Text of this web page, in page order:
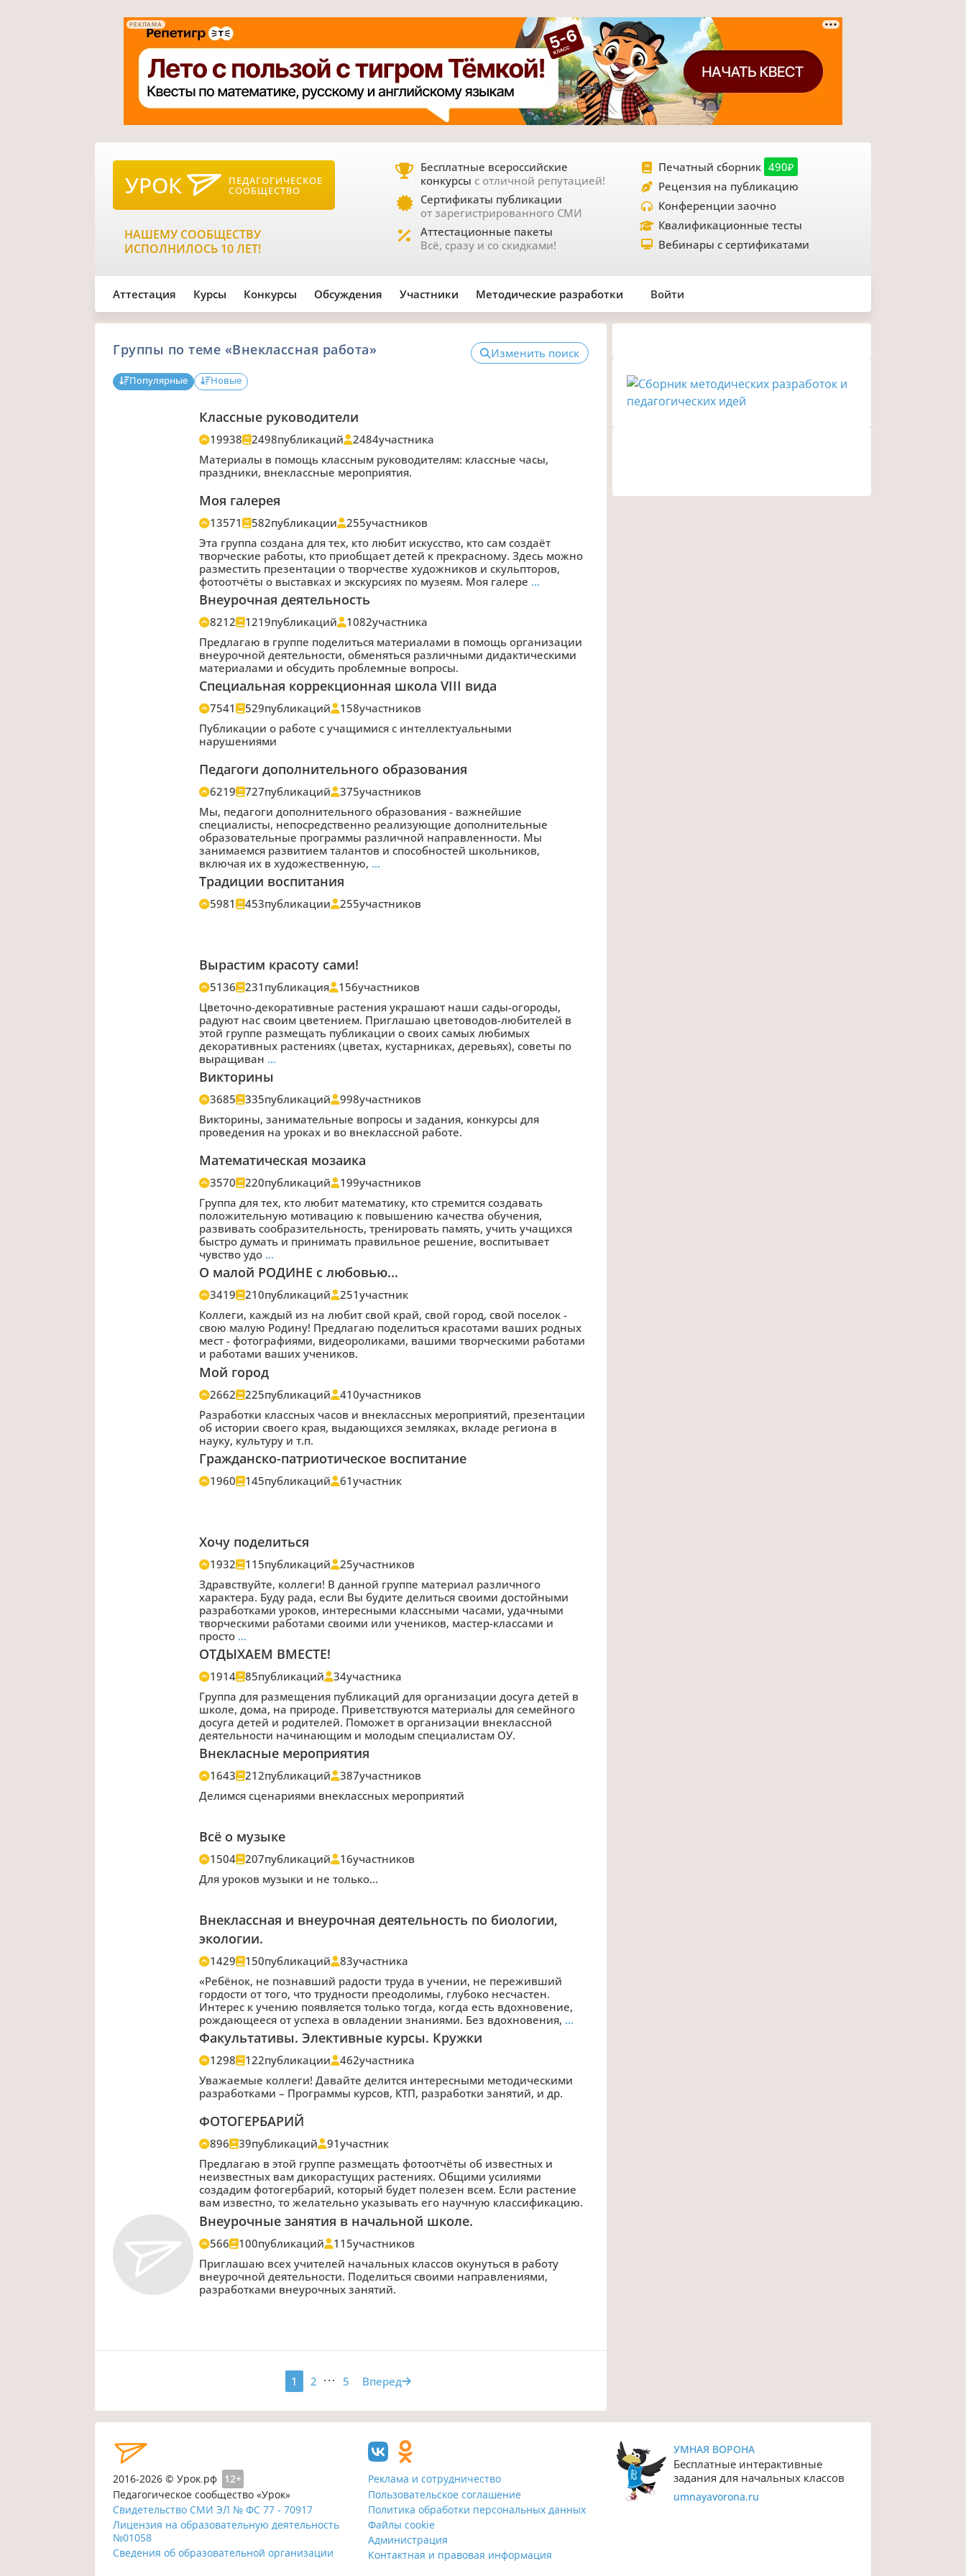
РЕКЛАМА
УРОК ПЕДАГОГИЧЕСКОЕ
СООБЩЕСТВО
НАШЕМУ СООБЩЕСТВУ
ИСПОЛНИЛОСЬ 10 ЛЕТ!
Бесплатные всероссийские
конкурсы с отличной репутацией!
Сертификаты публикации
от зарегистрированного СМИ
Аттестационные пакеты
Всё, сразу и со скидками!
Печатный сборник 490₽
Рецензия на публикацию
Конференции заочно
Квалификационные тесты
Вебинары с сертификатами
Аттестация Курсы Конкурсы Обсуждения Участники Методические разработки Войти
Группы по теме «Внеклассная работа» Изменить поиск
Популярные Новые
Классные руководители
19938 2498публикаций 2484участника
Материалы в помощь классным руководителям: классные часы,
праздники, внеклассные мероприятия.
Моя галерея
13571 582публикации 255участников
Эта группа создана для тех, кто любит искусство, кто сам создаёт
творческие работы, кто приобщает детей к прекрасному. Здесь можно
разместить презентации о творчестве художников и скульпторов,
фотоотчёты о выставках и экскурсиях по музеям. Моя галере …
Внеурочная деятельность
8212 1219публикаций 1082участника
Предлагаю в группе поделиться материалами в помощь организации
внеурочной деятельности, обменяться различными дидактическими
материалами и обсудить проблемные вопросы.
Специальная коррекционная школа VIII вида
7541 529публикаций 158участников
Публикации о работе с учащимися с интеллектуальными
нарушениями
Педагоги дополнительного образования
6219 727публикаций 375участников
Мы, педагоги дополнительного образования - важнейшие
специалисты, непосредственно реализующие дополнительные
образовательные программы различной направленности. Мы
занимаемся развитием талантов и способностей школьников,
включая их в художественную, …
Традиции воспитания
5981 453публикации 255участников
Вырастим красоту сами!
5136 231 публикация 156участников
Цветочно-декоративные растения украшают наши сады-огороды,
радуют нас своим цветением. Приглашаю цветоводов-любителей в
этой группе размещать публикации о своих самых любимых
декоративных растениях (цветах, кустарниках, деревьях), советы по
выращиван …
Викторины
3685 335публикаций 998участников
Викторины, занимательные вопросы и задания, конкурсы для
проведения на уроках и во внеклассной работе.
Математическая мозаика
3570 220публикаций 199участников
Группа для тех, кто любит математику, кто стремится создавать
положительную мотивацию к повышению качества обучения,
развивать сообразительность, тренировать память, учить учащихся
быстро думать и принимать правильное решение, воспитывает
чувство удо …
О малой РОДИНЕ с любовью...
3419 210публикаций 251участник
Коллеги, каждый из на любит свой край, свой город, свой поселок -
свою малую Родину! Предлагаю поделиться красотами ваших родных
мест - фотографиями, видеороликами, вашими творческими работами
и работами ваших учеников.
Мой город
2662 225публикаций 410участников
Разработки классных часов и внеклассных мероприятий, презентации
об истории своего края, выдающихся земляках, вкладе региона в
науку, культуру и т.п.
Гражданско-патриотическое воспитание
1960 145публикаций 61участник
Хочу поделиться
1932 115публикаций 25участников
Здравствуйте, коллеги! В данной группе материал различного
характера. Буду рада, если Вы будите делиться своими достойными
разработками уроков, интересными классными часами, удачными
творческими работами своими или учеников, мастер-классами и
просто …
ОТДЫХАЕМ ВМЕСТЕ!
1914 85публикаций 34участника
Группа для размещения публикаций для организации досуга детей в
школе, дома, на природе. Приветствуются материалы для семейного
досуга детей и родителей. Поможет в организации внеклассной
деятельности начинающим и молодым специалистам ОУ.
Внекласные мероприятия
1643 212публикаций 387участников
Делимся сценариями внеклассных мероприятий
Всё о музыке
1504 207публикаций 16участников
Для уроков музыки и не только...
Внеклассная и внеурочная деятельность по биологии,
экологии.
1429 150публикаций 83участника
«Ребёнок, не познавший радости труда в учении, не переживший
гордости от того, что трудности преодолимы, глубоко несчастен.
Интерес к учению появляется только тогда, когда есть вдохновение,
рождающееся от успеха в овладении знаниями. Без вдохновения, …
Факультативы. Элективные курсы. Кружки
1298 122публикации 462участника
Уважаемые коллеги! Давайте делится интересными методическими
разработками – Программы курсов, КТП, разработки занятий, и др.
ФОТОГЕРБАРИЙ
896 39публикаций 91участник
Предлагаю в этой группе размещать фотоотчёты об известных и
неизвестных вам дикорастущих растениях. Общими усилиями
создадим фотогербарий, который будет полезен всем. Если растение
вам известно, то желательно указывать его научную классификацию.
Внеурочные занятия в начальной школе.
566 100публикаций 115участников
Приглашаю всех учителей начальных классов окунуться в работу
внеурочной деятельности. Поделиться своими направлениями,
разработками внеурочных занятий.
1 2 ... 5 Вперед
2016-2026 © Урок.рф 12+
Педагогическое сообщество «Урок»
Свидетельство СМИ ЭЛ № ФС 77 - 70917
Лицензия на образовательную деятельность
№01058
Сведения об образовательной организации
Реклама и сотрудничество
Пользовательское соглашение
Политика обработки персональных данных
Файлы cookie
Администрация
Контактная и правовая информация
УМНАЯ ВОРОНА
Бесплатные интерактивные
задания для начальных классов
umnayavorona.ru